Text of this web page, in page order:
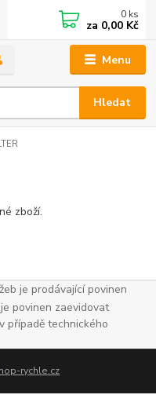
Menu
Hledat
0 ks
za 0,00 Kč
zboží.
je prodávající povinen
povinen zaevidovat
případě technického
rychle.cz